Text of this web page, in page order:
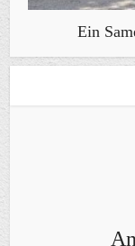
Ein